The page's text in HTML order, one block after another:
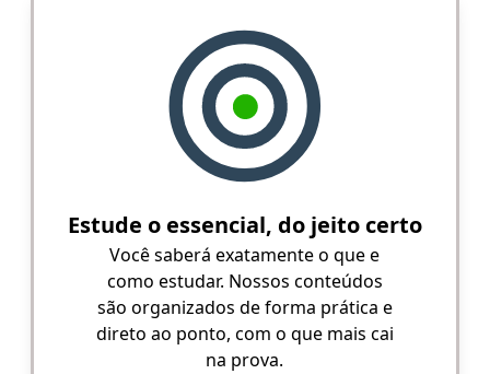
Estude o essencial, do jeito certo
Você saberá exatamente o que e
como estudar. Nossos conteúdos
são organizados de forma prática e
direto ao ponto, com o que mais cai
na prova.